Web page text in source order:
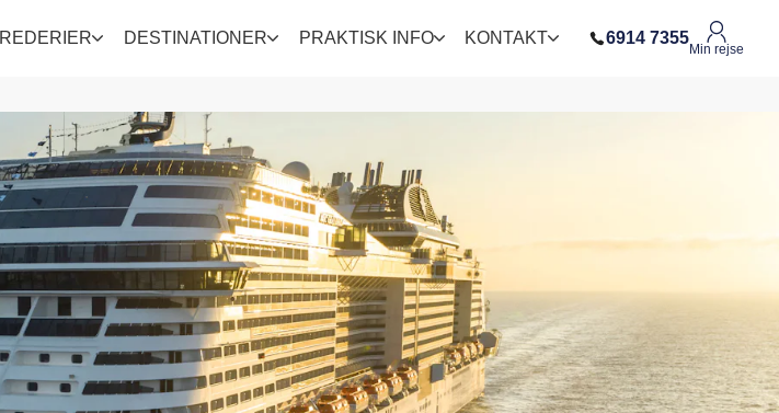
REDERIER DESTINATIONER PRAKTISK INFO KONTAKT 6914 7355
Min rejse